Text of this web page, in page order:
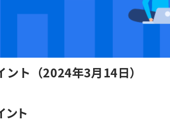
ト（2024年3月14日）
ト